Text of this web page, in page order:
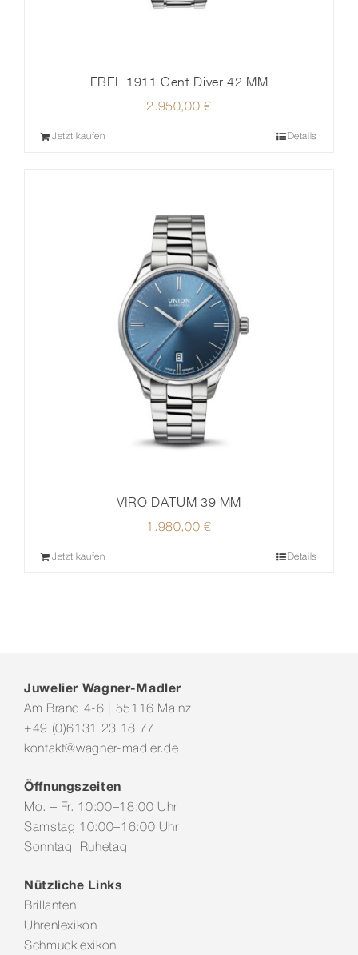
EBEL 1911 Gent Diver 42 MM
2.950,00€
Jetzt kaufen Details
VIRO DATUM 39 MM
1.980,00€
Jetzt kaufen Details
Juwelier Wagner-Madler
Am Brand 4-6 | 55116 Mainz
+49 (0)6131 23 18 77
kontakt@wagner-madler.de
Öffnungszeiten
Mo. – Fr. 10:00–18:00 Uhr
Samstag 10:00–16:00 Uhr
Sonntag Ruhetag
Nützliche Links
Brillanten
Uhrenlexikon
Schmucklexikon